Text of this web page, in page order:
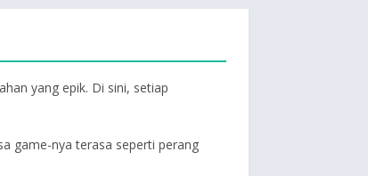
yang epik. Di sini, setiap
game-nya terasa seperti perang